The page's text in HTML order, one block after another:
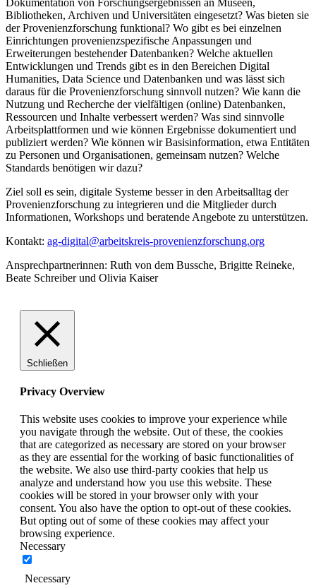
Bibliotheken, Archiven und Universitäten eingesetzt? Was bieten sie
der Provenienzforschung funktional? Wo gibt es bei einzelnen
Einrichtungen provenienzspezifische Anpassungen und
Erweiterungen bestehender Datenbanken? Welche aktuellen
Entwicklungen und Trends gibt es in den Bereichen Digital
Humanities, Data Science und Datenbanken und was lässt sich
daraus für die Provenienzforschung sinnvoll nutzen? Wie kann die
Nutzung und Recherche der vielfältigen (online) Datenbanken,
Ressourcen und Inhalte verbessert werden? Was sind sinnvolle
Arbeitsplattformen und wie können Ergebnisse dokumentiert und
publiziert werden? Wie können wir Basisinformation, etwa Entitäten
zu Personen und Organisationen, gemeinsam nutzen? Welche
Standards benötigen wir dazu?
Ziel soll es sein, digitale Systeme besser in den Arbeitsalltag der
Provenienzforschung zu integrieren und die Mitglieder durch
Informationen, Workshops und beratende Angebote zu unterstützen.
Kontakt: ag-digital@arbeitskreis-provenienzforschung.org
Ansprechpartnerinnen: Ruth von dem Bussche, Brigitte Reineke,
Beate Schreiber und Olivia Kaiser
Schließen
Privacy Overview
This website uses cookies to improve your experience while
you navigate through the website. Out of these, the cookies
that are categorized as necessary are stored on your browser
as they are essential for the working of basic functionalities of
the website. We also use third-party cookies that help us
analyze and understand how you use this website. These
cookies will be stored in your browser only with your
consent. You also have the option to opt-out of these cookies.
But opting out of some of these cookies may affect your
browsing experience.
Necessary
Necessary